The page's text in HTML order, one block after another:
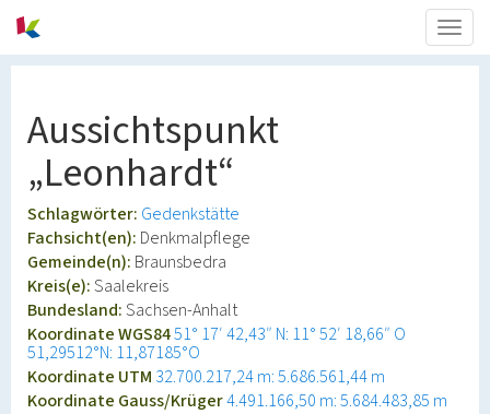
Aussichtspunkt
„Leonhardt“
Schlagwörter: Gedenkstätte
Fachsicht(en): Denkmalpflege
Gemeinde(n): Braunsbedra
Kreis(e):Saalekreis
Bundesland:Sachsen-Anhalt
Koordinate WGS8451° 17′ 42,43″ N: 11° 52′ 18,66″ O
51,29512°N: 11,87185°O
Koordinate UTM 32.700.217,24 m: 5.686.561,44 m
Koordinate Gauss/Krüger4.491.166,50 m: 5.684.483,85 m